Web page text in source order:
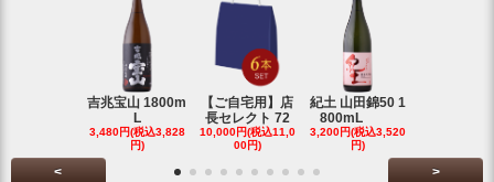
吉兆宝山 1800m
L
3,480円(税込3,828
円)
【ご自宅用】店
長セレクト 72
10,000円(税込11,0
00円)
紀土 山田錦50 1
800mL
3,200円(税込3,520
円)
< >